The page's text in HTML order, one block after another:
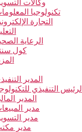
وكالات
تكنولوجيا
التجارة
الرعاية
كول
المدير
الرئيس التنفيذي
المدير
مدير
مدير
مدير